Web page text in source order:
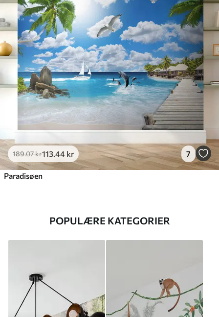
189.07kr113.44 kr 7
Paradisøen
POPULÆRE KATEGORIER